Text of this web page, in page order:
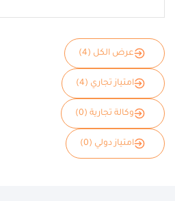
عرض الكل (4)
امتياز تجاري (4)
وكالة تجارية (0)
امتياز دولي (0)